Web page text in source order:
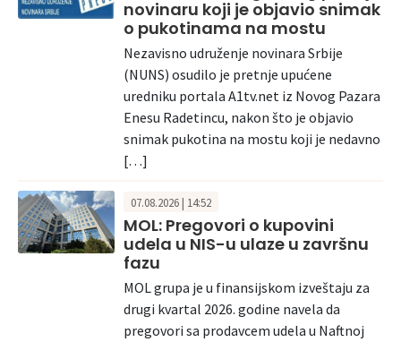
novinaru koji je objavio snimak
o pukotinama na mostu
Nezavisno udruženje novinara Srbije
(NUNS) osudilo je pretnje upućene
uredniku portala A1tv.net iz Novog Pazara
Enesu Radetincu, nakon što je objavio
snimak pukotina na mostu koji je nedavno
[…]
07.08.2026 | 14:52
MOL: Pregovori o kupovini
udela u NIS-u ulaze u završnu
fazu
MOL grupa je u finansijskom izveštaju za
drugi kvartal 2026. godine navela da
pregovori sa prodavcem udela u Naftnoj